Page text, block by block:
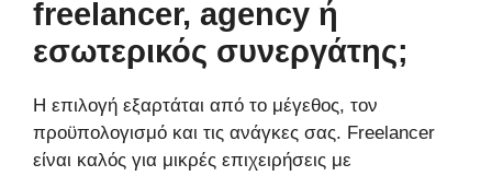
freelancer, agency ή
εσωτερικός συνεργάτης;
Η επιλογή εξαρτάται από το μέγεθος, τον
προϋπολογισμό και τις ανάγκες σας. Freelancer
είναι καλός για μικρές επιχειρήσεις με